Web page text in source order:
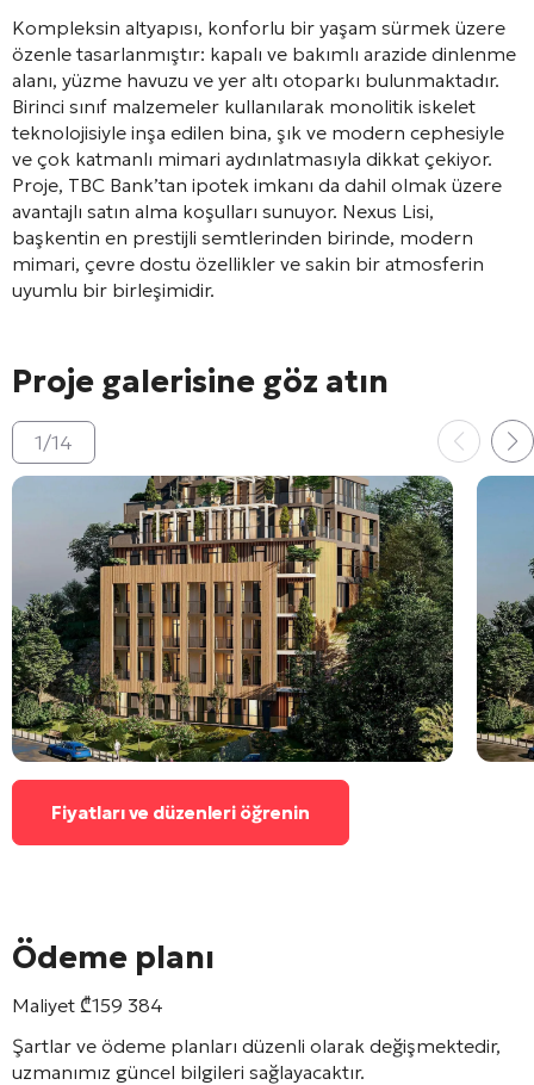
Kompleksin altyapısı, konforlu bir yaşam sürmek üzere
özenle tasarlanmıştır: kapalı ve bakımlı arazide dinlenme
alanı, yüzme havuzu ve yer altı otoparkı bulunmaktadır.
Birinci sınıf malzemeler kullanılarak monolitik iskelet
teknolojisiyle inşa edilen bina, şık ve modern cephesiyle
ve çok katmanlı mimari aydınlatmasıyla dikkat çekiyor.
Proje, TBC Bank’tan ipotek imkanı da dahil olmak üzere
avantajlı satın alma koşulları sunuyor. Nexus Lisi,
başkentin en prestijli semtlerinden birinde, modern
mimari, çevre dostu özellikler ve sakin bir atmosferin
uyumlu bir birleşimidir.
Proje galerisine göz atın
1/14
Fiyatları ve düzenleri öğrenin
Ödeme planı
Maliyet ₾159 384
Şartlar ve ödeme planları düzenli olarak değişmektedir,
uzmanımız güncel bilgileri sağlayacaktır.